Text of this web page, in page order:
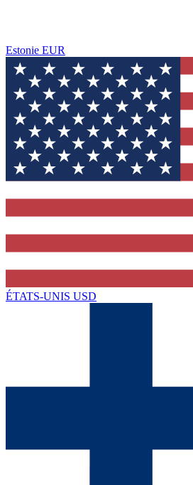
Estonie EUR
ÉTATS-UNIS USD